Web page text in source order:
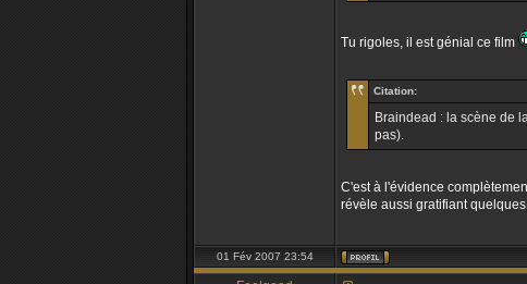
Tu rigoles, il est génial ce film
Citation:
Braindead : la scène de
pas).
C'est à l'évidence
révèle aussi gratifiant
01 Fév 2007 23:54